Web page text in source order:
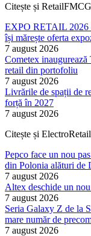
Citește și
EXPO RETAIL 2026
își mărește oferta
7 august 2026
Cometex
retail din portofoliu
7 august 2026
Livrările de spații de
forță în 2027
7 august 2026
Citește și
Pepco face un nou
din Polonia alături de
7 august 2026
Altex deschide un
7 august 2026
Seria Galaxy Z de la
mare număr de
7 august 2026